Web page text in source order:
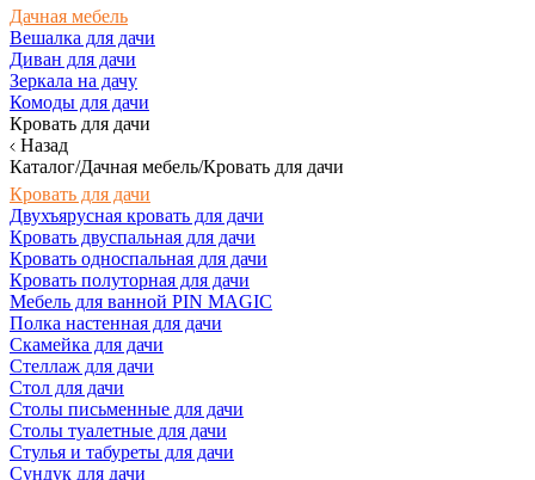
Дачная мебель
Вешалка для дачи
Диван для дачи
Зеркала на дачу
Комоды для дачи
Кровать для дачи
Назад
Каталог/Дачная мебель/Кровать для дачи
Кровать для дачи
Двухъярусная кровать для дачи
Кровать двуспальная для дачи
Кровать односпальная для дачи
Кровать полуторная для дачи
Мебель для ванной PIN MAGIC
Полка настенная для дачи
Скамейка для дачи
Стеллаж для дачи
Стол для дачи
Столы письменные для дачи
Столы туалетные для дачи
Стулья и табуреты для дачи
Сундук для дачи